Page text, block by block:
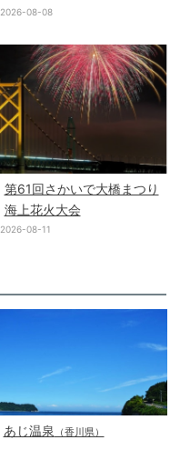
2026-08-08
第61回さかいで大橋まつり
海上花火大会
2026-08-11
あじ温泉 （香川県）